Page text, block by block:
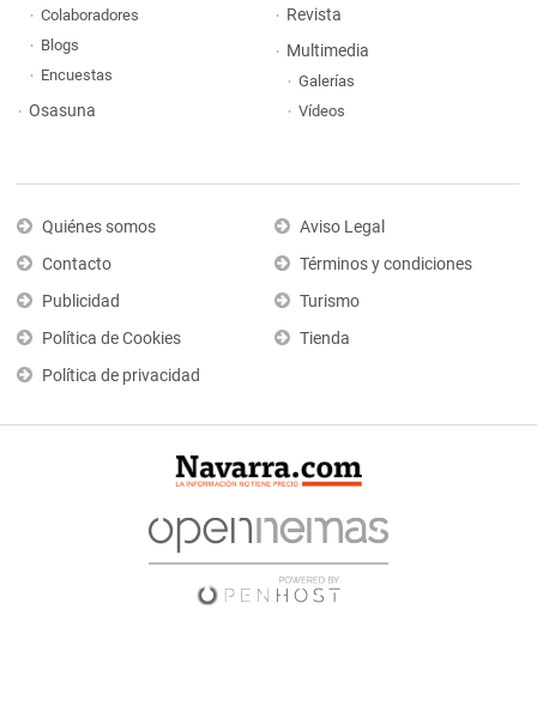
Colaboradores
Blogs
Encuestas
Osasuna
Revista
Multimedia
Galerías
Vídeos
Quiénes somos
Contacto
Publicidad
Política de Cookies
Política de privacidad
Aviso Legal
Términos y condiciones
Turismo
Tienda